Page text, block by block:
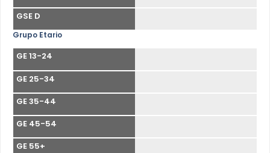
GSE D
Grupo Etario
GE 13-24
GE 25-34
GE 35-44
GE 45-54
GE 55+